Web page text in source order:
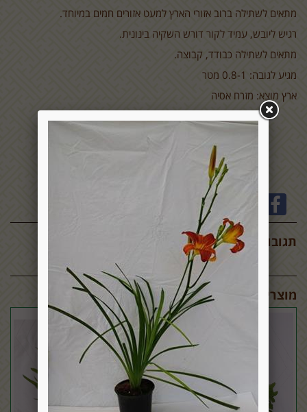
מתאים לשתילה ברוב אזורי הארץ למעט אזורים חמים במיוחד.
רגיש ליובש, עמיד לקור דורש השקיה בינונית.
מתאים לשתילה כבודד, קבוצה.
מגיע לגובה: 0.8-1 מטר
ארץ מוצא: מזרח אסיה
תגובות:
מוצרים דומים: